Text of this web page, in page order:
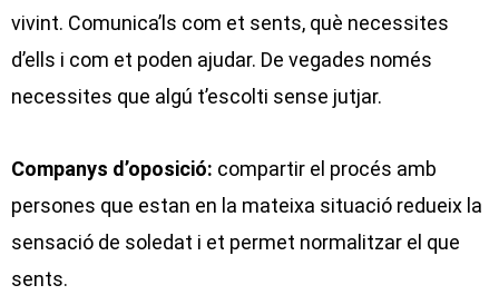
vivint. Comunica’ls com et sents, què necessites
d’ells i com et poden ajudar. De vegades només
necessites que algú t’escolti sense jutjar.
Companys d’oposició: compartir el procés amb
persones que estan en la mateixa situació redueix la
sensació de soledat i et permet normalitzar el que
sents.